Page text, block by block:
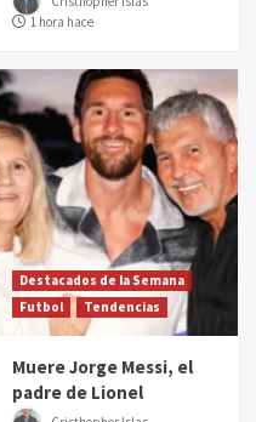
1 hora hace
Destacados de la Semana
Futbol
Tendencias
Muere Jorge Messi, el
padre de Lionel